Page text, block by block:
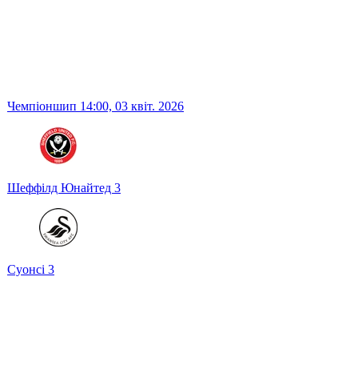
Чемпіоншип 14:00, 03 квіт. 2026
Шеффілд Юнайтед 3
Суонсі 3